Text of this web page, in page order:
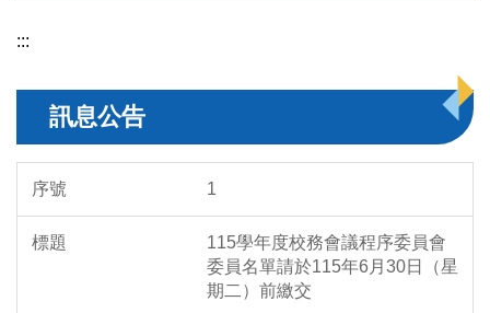
訊息公告
業務職掌
:::
訊息公告
1
115學年度校務會議程序委員會
委員名單請於115年6月30日（星
期二）前繳交